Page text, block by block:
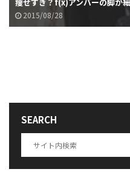
痩せすぎ？f(x)アンバーの脚が
2015/08/28
SEARCH